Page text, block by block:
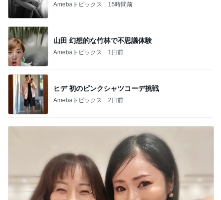
Amebaトピックス 15時間前
山田 幻想的な竹林で不思議体験
Amebaトピックス 1日前
ヒデ 初のピンクシャツコーデ挑戦
Amebaトピックス 2日前